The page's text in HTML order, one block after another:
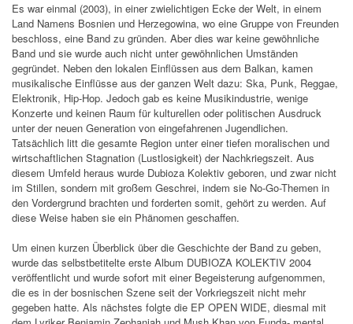
Es war einmal (2003), in einer zwielichtigen Ecke der Welt, in einem
Land Namens Bosnien und Herzegowina, wo eine Gruppe von Freunden
beschloss, eine Band zu gründen. Aber dies war keine gewöhnliche
Band und sie wurde auch nicht unter gewöhnlichen Umständen
gegründet. Neben den lokalen Einflüssen aus dem Balkan, kamen
musikalische Einflüsse aus der ganzen Welt dazu: Ska, Punk, Reggae,
Elektronik, Hip-Hop. Jedoch gab es keine Musikindustrie, wenige
Konzerte und keinen Raum für kulturellen oder politischen Ausdruck
unter der neuen Generation von eingefahrenen Jugendlichen.
Tatsächlich litt die gesamte Region unter einer tiefen moralischen und
wirtschaftlichen Stagnation (Lustlosigkeit) der Nachkriegszeit. Aus
diesem Umfeld heraus wurde Dubioza Kolektiv geboren, und zwar nicht
im Stillen, sondern mit großem Geschrei, indem sie No-Go-Themen in
den Vordergrund brachten und forderten somit, gehört zu werden. Auf
diese Weise haben sie ein Phänomen geschaffen.
Um einen kurzen Überblick über die Geschichte der Band zu geben,
wurde das selbstbetitelte erste Album DUBIOZA KOLEKTIV 2004
veröffentlicht und wurde sofort mit einer Begeisterung aufgenommen,
die es in der bosnischen Szene seit der Vorkriegszeit nicht mehr
gegeben hatte. Als nächstes folgte die EP OPEN WIDE, diesmal mit